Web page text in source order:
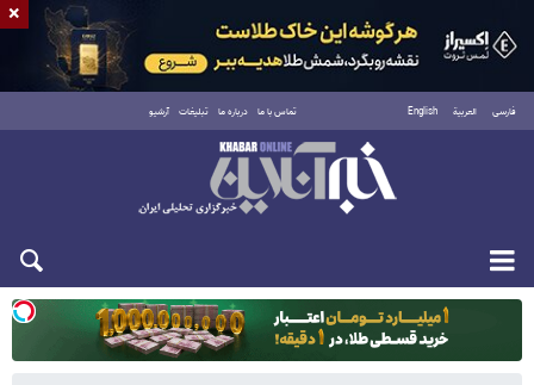
فارسی العربية English تماس با ما درباره ما تبلیغات آرشیو
یکشنبه ۱۸ مرداد ۱۴۰۵
×